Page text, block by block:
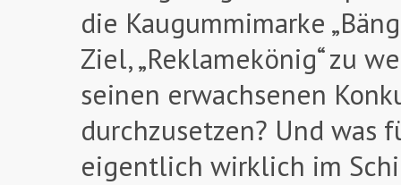
die Kaugummimarke
Ziel, „Reklamekönig“ zu
seinen erwachsenen
durchzusetzen? Und was
eigentlich wirklich im